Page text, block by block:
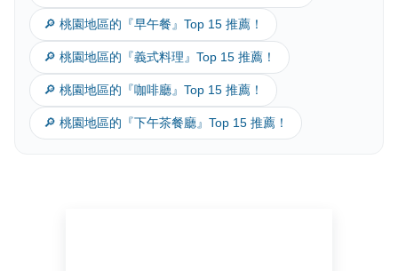
🔎 桃園地區的『早午餐』Top 15 推薦！
🔎 桃園地區的『義式料理』Top 15 推薦！
🔎 桃園地區的『咖啡廳』Top 15 推薦！
🔎 桃園地區的『下午茶餐廳』Top 15 推薦！